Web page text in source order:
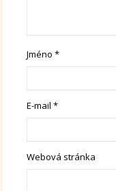
Jméno*
E-mail*
Webová stránka